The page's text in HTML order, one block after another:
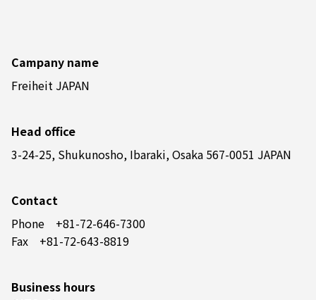
Campany name
Freiheit JAPAN
Head office
3-24-25, Shukunosho, Ibaraki, Osaka 567-0051 JAPAN
Contact
Phone +81-72-646-7300
Fax +81-72-643-8819
Business hours